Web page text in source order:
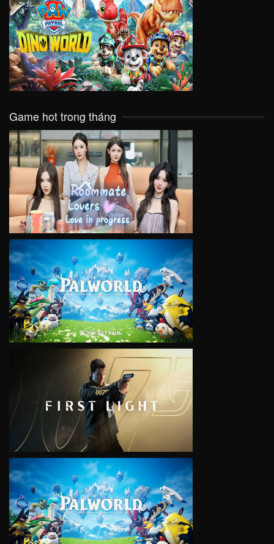
VIEW
Game hot trong tháng
VIEW
VIEW
VIEW
VIEW